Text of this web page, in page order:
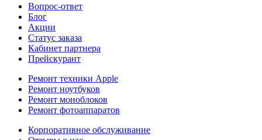
Вопрос-ответ
Блог
Акции
Статус заказа
Кабинет партнера
Прейскурант
Ремонт техники Apple
Ремонт ноутбуков
Ремонт моноблоков
Ремонт фотоаппаратов
Корпоративное обслуживание